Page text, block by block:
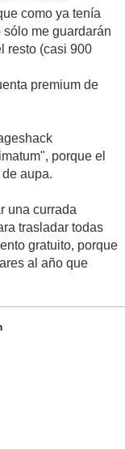
como ya tenía
me guardarán
resto (casi 900
premium de
porque el
aupa.
una currada
trasladar todas
gratuito, porque
al año que